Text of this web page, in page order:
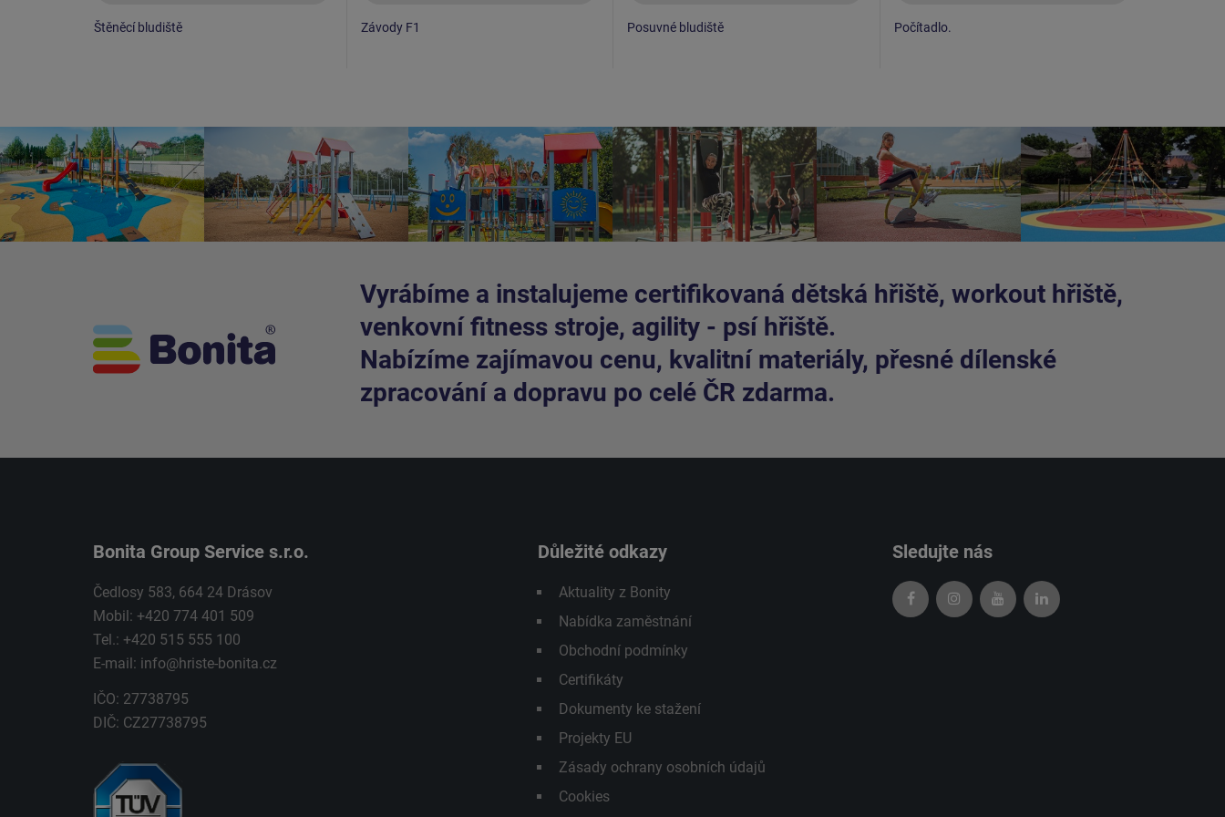
Štěněcí bludiště Závody F1 Posuvné bludiště Počítadlo.
Vyrábíme a instalujeme certifikovaná dětská hřiště, workout hřiště,
venkovní fitness stroje, agility - psí hřiště.
Nabízíme zajímavou cenu, kvalitní materiály, přesné dílenské
zpracování a dopravu po celé ČR zdarma.
Bonita Group Service s.r.o.
Čedlosy 583, 664 24 Drásov
Mobil: +420 774 401 509
Tel.: +420 515 555 100
E-mail: info@hriste-bonita.cz
IČO: 27738795
DIČ: CZ27738795
Důležité odkazy
Aktuality z Bonity
Nabídka zaměstnání
Obchodní podmínky
Certifikáty
Dokumenty ke stažení
Projekty EU
Zásady ochrany osobních údajů
Cookies
Sledujte nás